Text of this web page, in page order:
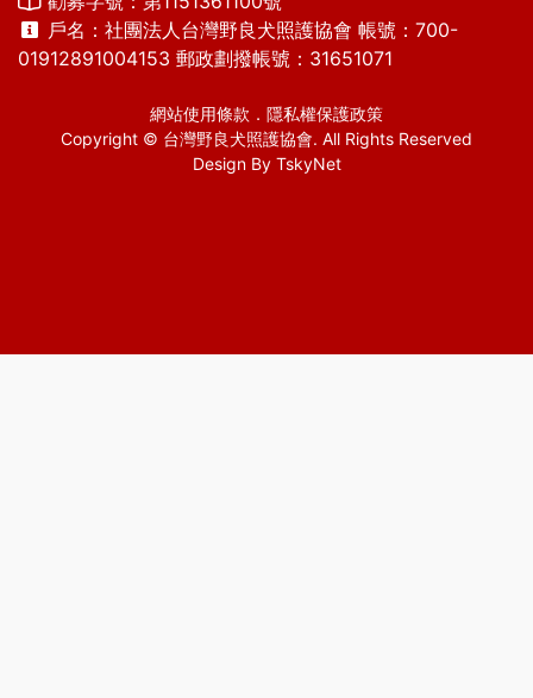
戶名：社團法人台灣野良犬照護協會 帳號：700-
01912891004153 郵政劃撥帳號：31651071
網站使用條款 ． 隱私權保護政策
Copyright © 台灣野良犬照護協會. All Rights Reserved
Design By TskyNet